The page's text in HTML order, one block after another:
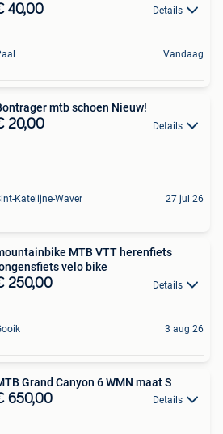
40,00 Details
Vandaag
mtb schoen Nieuw!
20,00 Details
Katelijne-Waver 27 jul 26
MTB VTT herenfiets
velo bike
250,00 Details
3 aug 26
Grand Canyon 6 WMN maat S
650,00 Details